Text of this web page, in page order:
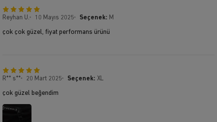
Reyhan U. 10 Mayıs 2025 Seçenek: M
çok çok güzel, fiyat performans ürünü
R** s** 20 Mart 2025 Seçenek: XL
çok güzel beğendim